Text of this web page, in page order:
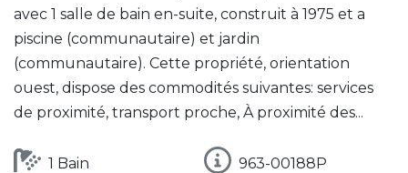
avec 1 salle de bain en-suite, construit à 1975 et a
piscine (communautaire) et jardin
(communautaire). Cette propriété, orientation
ouest, dispose des commodités suivantes: services
de proximité, transport proche, À proximité des...
1 Bain 963-00188P